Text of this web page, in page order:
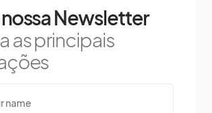
Newsletter
as principais